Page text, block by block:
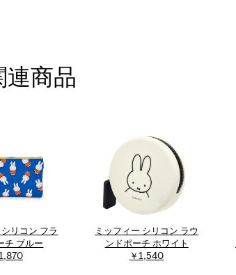
連商品
リコン フラ
チ ブルー
ミッフィー シリコン ラウ
ンドポーチ ホワイト
￥1,540